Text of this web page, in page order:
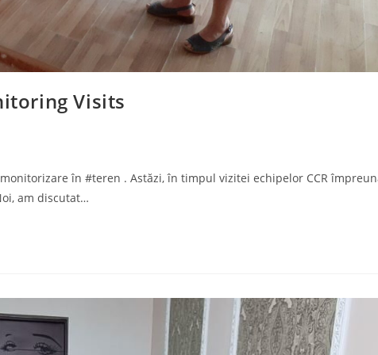
Visits
în #teren . Astăzi, în timpul vizitei echipelor CCR
am discutat…